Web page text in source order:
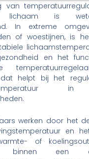
van
lichaam is
In extreme
of woestijnen, is
en het
helpt bij het
in
werken door het
en
of
binnen een